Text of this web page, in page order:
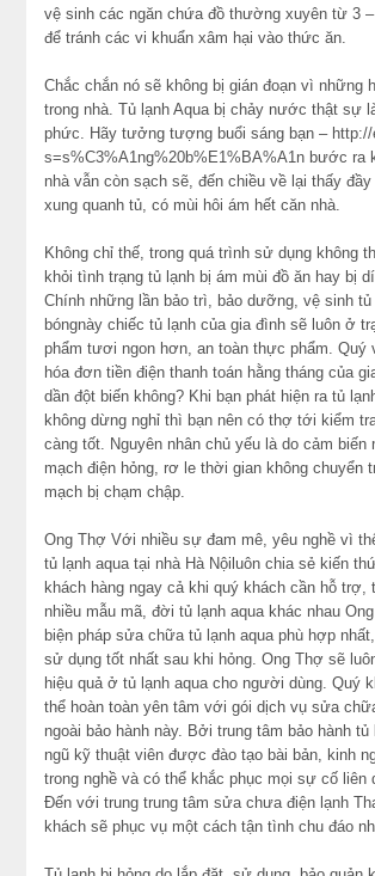
vệ sinh các ngăn chứa đồ thường xuyên từ 3
để tránh các vi khuẩn xâm hại vào thức ăn.
Chắc chắn nó sẽ không bị gián đoạn vì những
trong nhà. Tủ lạnh Aqua bị chảy nước thật sự
phức. Hãy tưởng tượng buổi sáng bạn – http://
s=s%C3%A1ng%20b%E1%BA%A1n bước ra
nhà vẫn còn sạch sẽ, đến chiều về lại thấy
xung quanh tủ, có mùi hôi ám hết căn nhà.
Không chỉ thế, trong quá trình sử dụng không
khỏi tình trạng tủ lạnh bị ám mùi đồ ăn hay bị
Chính những lần bảo trì, bảo dưỡng, vệ sinh tủ
bóngnày chiếc tủ lạnh của gia đình sẽ luôn ở
phẩm tươi ngon hơn, an toàn thực phẩm. Quý
hóa đơn tiền điện thanh toán hằng tháng của
dần đột biến không? Khi bạn phát hiện ra tủ
không dừng nghỉ thì bạn nên có thợ tới kiểm
càng tốt. Nguyên nhân chủ yếu là do cảm biến
mạch điện hỏng, rơ le thời gian không chuyển
mạch bị chạm chập.
Ong Thợ Với nhiều sự đam mê, yêu nghề vì
tủ lạnh aqua tại nhà Hà Nộiluôn chia sẻ kiến
khách hàng ngay cả khi quý khách cần hỗ trợ,
nhiều mẫu mã, đời tủ lạnh aqua khác nhau
biện pháp sửa chữa tủ lạnh aqua phù hợp
sử dụng tốt nhất sau khi hỏng. Ong Thợ sẽ
hiệu quả ở tủ lạnh aqua cho người dùng. Quý
thể hoàn toàn yên tâm với gói dịch vụ sửa
ngoài bảo hành này. Bởi trung tâm bảo hành tủ
ngũ kỹ thuật viên được đào tạo bài bản, kinh
trong nghề và có thể khắc phục mọi sự cố liên
Đến với trung trung tâm sửa chưa điện lạnh
khách sẽ phục vụ một cách tận tình chu đáo